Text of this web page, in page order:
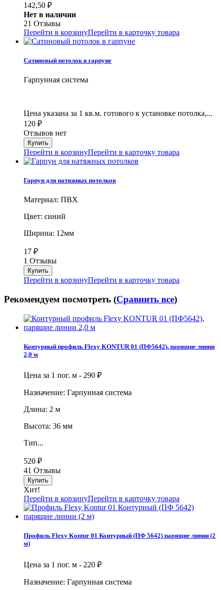
142,50 ₽
Нет в наличии
21 Отзывы
Перейти в корзинуПерейти в карточку товара
Сатиновый потолок в гарпуне
Гарпунная система
Цена указана за 1 кв.м. готового к установке потолка,...
120 ₽
Отзывов нет
Перейти в корзинуПерейти в карточку товара
Гарпун для натяжных потолков
Материал: ПВХ
Цвет: синий
Ширина: 12мм
17 ₽
1 Отзывы
Перейти в корзинуПерейти в карточку товара
Рекомендуем посмотреть (Сравнить все)
Контурный профиль Flexy KONTUR 01 (ПФ5642), парящие линии
2,0 м
Цена за 1 пог. м - 290 ₽
Назначение: Гарпунная система
Длина: 2 м
Высота: 36 мм
Тип...
520 ₽
41 Отзывы
Хит!
Перейти в корзинуПерейти в карточку товара
Профиль Flexy Kontur 01 Контурный (ПФ 5642) парящие линии (2
м)
Цена за 1 пог. м - 220 ₽
Назначение: Гарпунная система